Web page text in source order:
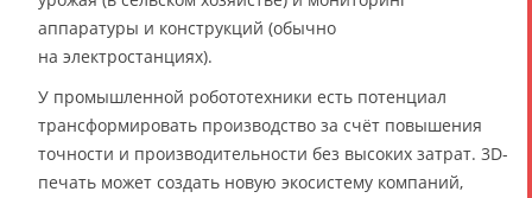
аппаратуры и конструкций (обычно
на электростанциях).
У промышленной робототехники есть потенциал
трансформировать производство за счёт повышения
точности и производительности без высоких затрат. 3D-
печать может создать новую экосистему компаний,